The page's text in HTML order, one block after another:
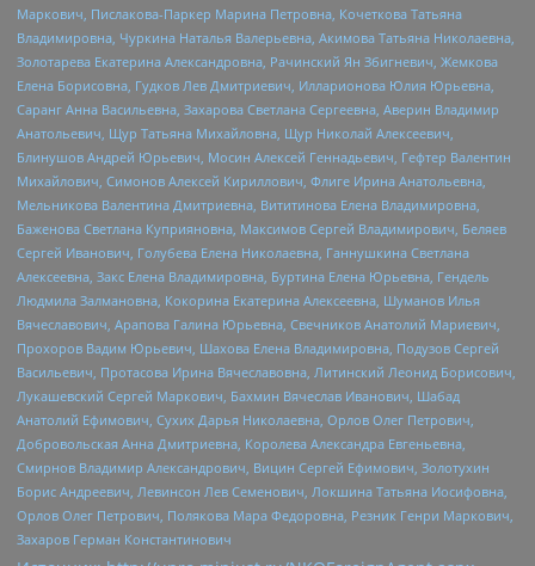
Маркович, Пислакова-Паркер Марина Петровна, Кочеткова Татьяна
Владимировна, Чуркина Наталья Валерьевна, Акимова Татьяна Николаевна,
Золотарева Екатерина Александровна, Рачинский Ян Збигневич, Жемкова
Елена Борисовна, Гудков Лев Дмитриевич, Илларионова Юлия Юрьевна,
Саранг Анна Васильевна, Захарова Светлана Сергеевна, Аверин Владимир
Анатольевич, Щур Татьяна Михайловна, Щур Николай Алексеевич,
Блинушов Андрей Юрьевич, Мосин Алексей Геннадьевич, Гефтер Валентин
Михайлович, Симонов Алексей Кириллович, Флиге Ирина Анатольевна,
Мельникова Валентина Дмитриевна, Вититинова Елена Владимировна,
Баженова Светлана Куприяновна, Максимов Сергей Владимирович, Беляев
Сергей Иванович, Голубева Елена Николаевна, Ганнушкина Светлана
Алексеевна, Закс Елена Владимировна, Буртина Елена Юрьевна, Гендель
Людмила Залмановна, Кокорина Екатерина Алексеевна, Шуманов Илья
Вячеславович, Арапова Галина Юрьевна, Свечников Анатолий Мариевич,
Прохоров Вадим Юрьевич, Шахова Елена Владимировна, Подузов Сергей
Васильевич, Протасова Ирина Вячеславовна, Литинский Леонид Борисович,
Лукашевский Сергей Маркович, Бахмин Вячеслав Иванович, Шабад
Анатолий Ефимович, Сухих Дарья Николаевна, Орлов Олег Петрович,
Добровольская Анна Дмитриевна, Королева Александра Евгеньевна,
Смирнов Владимир Александрович, Вицин Сергей Ефимович, Золотухин
Борис Андреевич, Левинсон Лев Семенович, Локшина Татьяна Иосифовна,
Орлов Олег Петрович, Полякова Мара Федоровна, Резник Генри Маркович,
Захаров Герман Константинович